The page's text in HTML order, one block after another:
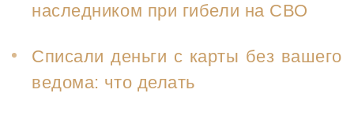
наследником при гибели на СВО
Списали деньги с карты без вашего
ведома: что делать